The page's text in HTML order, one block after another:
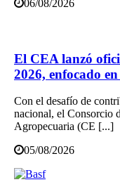
06/08/2026
El CEA lanzó
2026, enfocado
Con el desafío de
nacional, el Consorcio
Agropecuaria (CE [...]
05/08/2026